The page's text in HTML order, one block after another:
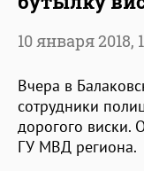
10 января 2018,
Вчера в
сотрудники
дорогого виски.
ГУ МВД региона.